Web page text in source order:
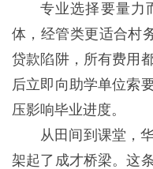
专业选择要量力
体，经管类更适合村
贷款陷阱，所有费用
后立即向助学单位索
压影响毕业进度。
从田间到课堂，
架起了成才桥梁。这